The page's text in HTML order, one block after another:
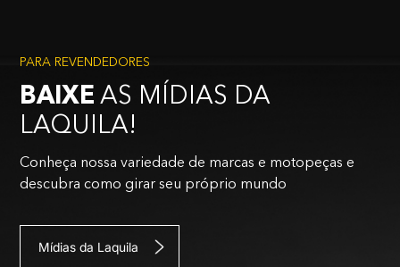
PARA REVENDEDORES
BAIXE AS MÍDIAS DA
LAQUILA!
Conheça nossa variedade de marcas e motopeças e
descubra como girar seu próprio mundo
Mídias da Laquila